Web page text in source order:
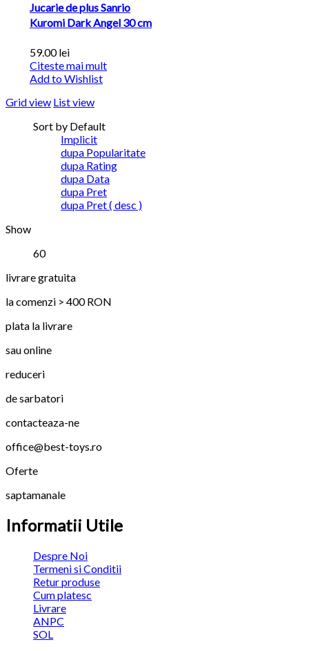
Jucarie de plus Sanrio
Kuromi Dark Angel 30 cm
59.00lei
Citeste mai mult
Add to Wishlist
Grid view List view
Sort by Default
Implicit
dupa Popularitate
dupa Rating
dupa Data
dupa Pret
dupa Pret ( desc )
Show
60
livrare gratuita
la comenzi > 400 RON
plata la livrare
sau online
reduceri
de sarbatori
contacteaza-ne
office@best-toys.ro
Oferte
saptamanale
Informatii Utile
Despre Noi
Termeni si Conditii
Retur produse
Cum platesc
Livrare
ANPC
SOL